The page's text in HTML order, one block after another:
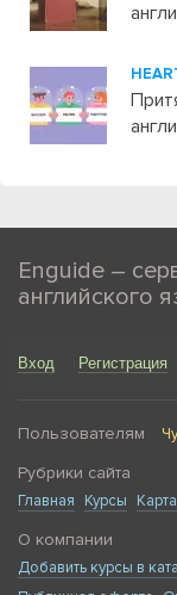
Enguide –
английского
Вход Регистрация
Пользователям
Рубрики сайта
Главная Курсы Карта
О компании
Добавить курсы в